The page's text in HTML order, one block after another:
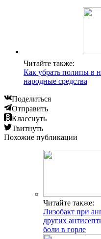
Читайте также:
Как убрать полипы в
народные средства
Поделиться
Отправить
Класснуть
Твитнуть
Похожие публикации
Читайте также:
Лизобакт при
других
боли в горле